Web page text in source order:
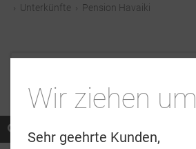
› Unterkünfte › Pension Havaiki
Wir ziehen um
Sehr geehrte Kunden,